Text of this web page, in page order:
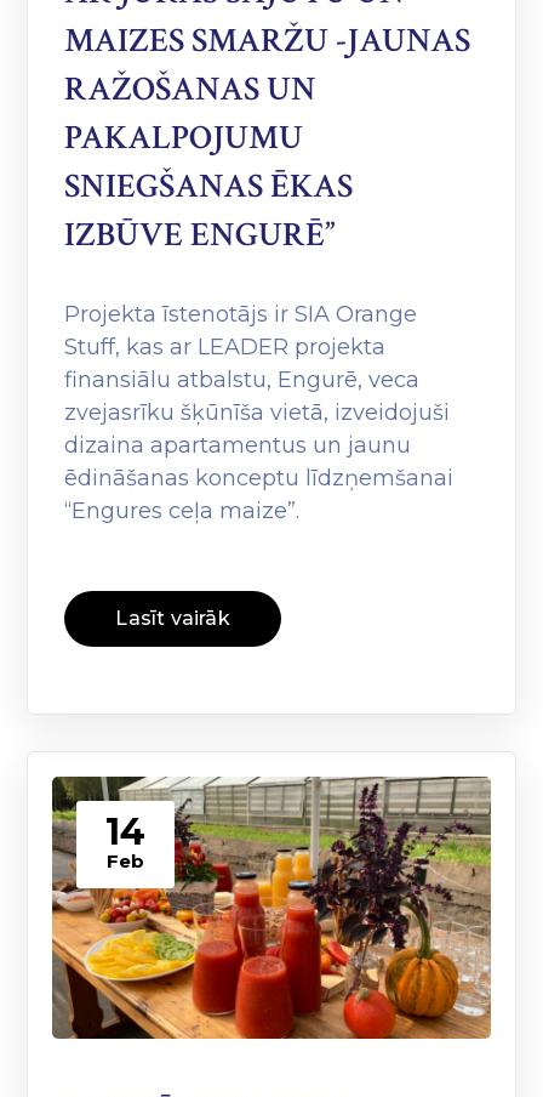
MAIZES SMARŽU -JAUNAS
RAŽOŠANAS UN
PAKALPOJUMU
SNIEGŠANAS ĒKAS
IZBŪVE ENGURĒ”
Projekta īstenotājs ir SIA Orange
Stuff, kas ar LEADER projekta
finansiālu atbalstu, Engurē, veca
zvejasrīku šķūnīša vietā, izveidojuši
dizaina apartamentus un jaunu
ēdināšanas konceptu līdzņemšanai
“Engures ceļa maize”.
Lasīt vairāk
14
Feb